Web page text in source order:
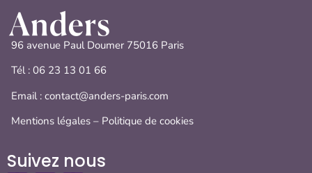
Suivez nous
96 avenue Paul Doumer 75016 Paris
Tél : 06 23 13 01 66
Email : contact@anders-paris.com
Mentions légales – Politique de cookies